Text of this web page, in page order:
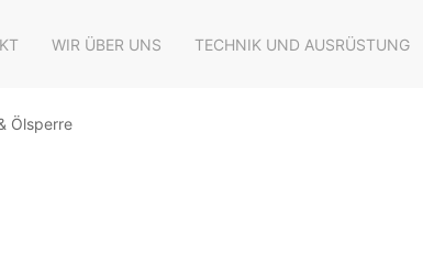
WIR ÜBER UNS TECHNIK UND AUSRÜSTUNG
Ölsperre